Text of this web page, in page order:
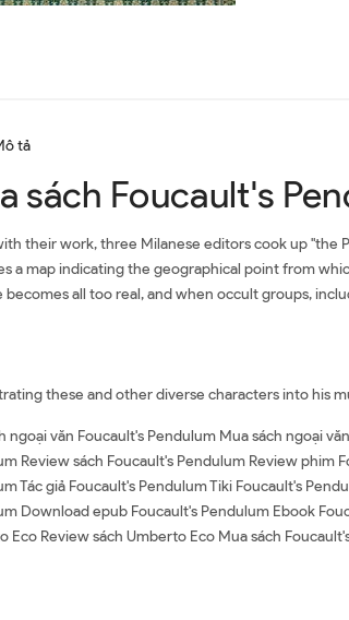
tả
sách Foucault's
their work, three Milanese editors cook up "the
a map indicating the geographical point from
becomes all too real, and when occult groups,
these and other diverse characters into his
ngoại văn Foucault's Pendulum Mua sách ngoại
Review sách Foucault's Pendulum Review phim
Tác giả Foucault's Pendulum Tiki Foucault's
Download epub Foucault's Pendulum Ebook
Eco Review sách Umberto Eco Mua sách